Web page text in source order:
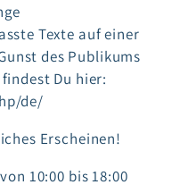
Texte auf einer
des Publikums
Du hier:
de/
Erscheinen!
10:00 bis 18:00